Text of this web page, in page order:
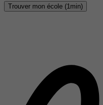
Trouver mon école (1min)